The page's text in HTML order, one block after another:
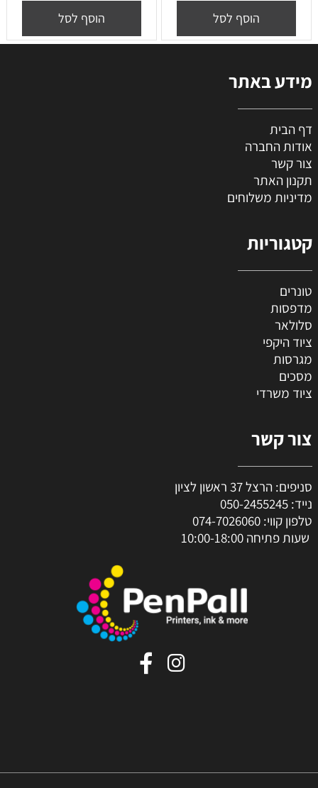
הוסף לסל הוסף לסל
מידע באתר
דף הבית
אודות החברה
צור קשר
תקנון האתר
מדיניות משלוחים
קטגוריות
טונרים
מדפסות
סלולאר
ציוד היקפי
מגרסות
מסכים
ציוד משרדי
צור קשר
סניפים: הרצל 37 ראשון לציון
נייד: 050-2455245
טלפון קווי: 074-7026060
שעות פתיחה 10:00-18:00